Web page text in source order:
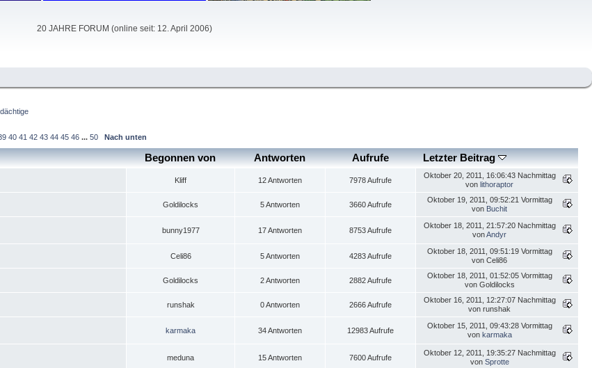
20 JAHRE FORUM (online seit: 12. April 2006)
40 41 42 43 44 45 46 ...50 Nach unten
Begonnen von Antworten Aufrufe Letzter Beitrag
Kliff 12 Antworten 7978 Aufrufe
Oktober 20, 2011, 16:06:43 Nachmittag
von lithoraptor
Goldilocks 5 Antworten 3660 Aufrufe
Oktober 19, 2011, 09:52:21 Vormittag
von Buchit
bunny1977 17 Antworten 8753 Aufrufe
Oktober 18, 2011, 21:57:20 Nachmittag
vonAndyr
Celi86 5 Antworten 4283 Aufrufe
Oktober 18, 2011, 09:51:19 Vormittag
von Celi86
Goldilocks 2 Antworten 2882 Aufrufe
Oktober 18, 2011, 01:52:05 Vormittag
von Goldilocks
runshak 0 Antworten 2666 Aufrufe
Oktober 16, 2011, 12:27:07 Nachmittag
von runshak
karmaka 34 Antworten 12983 Aufrufe
Oktober 15, 2011, 09:43:28 Vormittag
von karmaka
meduna 15 Antworten 7600 Aufrufe
Oktober 12, 2011, 19:35:27 Nachmittag
von Sprotte